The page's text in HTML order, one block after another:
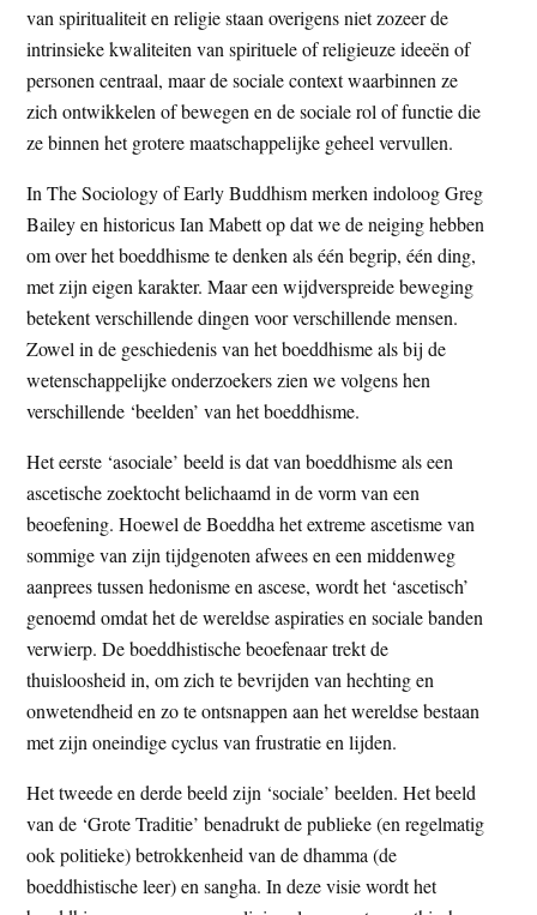
van spiritualiteit en religie staan overigens niet zozeer de
intrinsieke kwaliteiten van spirituele of religieuze ideeën of
personen centraal, maar de sociale context waarbinnen ze
zich ontwikkelen of bewegen en de sociale rol of functie die
ze binnen het grotere maatschappelijke geheel vervullen.
In The Sociology of Early Buddhism merken indoloog Greg
Bailey en historicus Ian Mabett op dat we de neiging hebben
om over het boeddhisme te denken als één begrip, één ding,
met zijn eigen karakter. Maar een wijdverspreide beweging
betekent verschillende dingen voor verschillende mensen.
Zowel in de geschiedenis van het boeddhisme als bij de
wetenschappelijke onderzoekers zien we volgens hen
verschillende ‘beelden’ van het boeddhisme.
Het eerste ‘asociale’ beeld is dat van boeddhisme als een
ascetische zoektocht belichaamd in de vorm van een
beoefening. Hoewel de Boeddha het extreme ascetisme van
sommige van zijn tijdgenoten afwees en een middenweg
aanprees tussen hedonisme en ascese, wordt het ‘ascetisch’
genoemd omdat het de wereldse aspiraties en sociale banden
verwierp. De boeddhistische beoefenaar trekt de
thuisloosheid in, om zich te bevrijden van hechting en
onwetendheid en zo te ontsnappen aan het wereldse bestaan
met zijn oneindige cyclus van frustratie en lijden.
Het tweede en derde beeld zijn ‘sociale’ beelden. Het beeld
van de ‘Grote Traditie’ benadrukt de publieke (en regelmatig
ook politieke) betrokkenheid van de dhamma (de
boeddhistische leer) en sangha. In deze visie wordt het